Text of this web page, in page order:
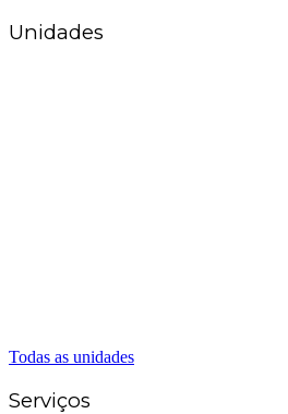
Unidades
Todas as unidades
Serviços